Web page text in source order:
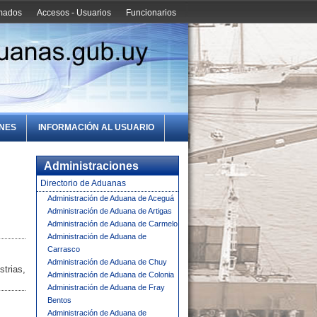
Funcionarios
Accesos - Usuarios
INFORMACIÓN AL USUARIO
Administraciones
Directorio de Aduanas
Administración de Aduana de Aceguá
Administración de Aduana de Artigas
Administración de Aduana de Carmelo
Administración de Aduana de
Carrasco
Administración de Aduana de Chuy
Administración de Aduana de Colonia
Administración de Aduana de Fray
Bentos
Administración de Aduana de